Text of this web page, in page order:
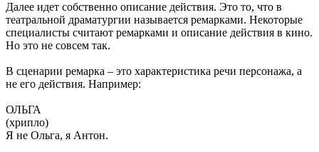
Далее идет собственно описание действия. Это то, что в
театральной драматургии называется ремарками. Некоторые
специалисты считают ремарками и описание действия в кино.
Но это не совсем так.
В сценарии ремарка – это характеристика речи персонажа, а
не его действия. Например:
ОЛЬГА
(хрипло)
Я не Ольга, я Антон.